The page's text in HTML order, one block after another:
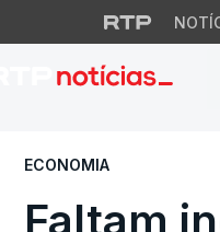
Faltam
ECONOMIA
Faltam